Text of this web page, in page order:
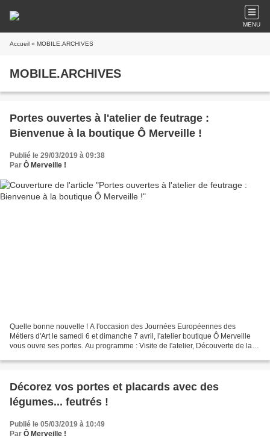
MENU
Accueil » MOBILE.ARCHIVES
MOBILE.ARCHIVES
Portes ouvertes à l'atelier de feutrage :
Bienvenue à la boutique Ô Merveille !
Publié le 29/03/2019 à 09:38
Par Ô Merveille !
Quelle bonne nouvelle ! A l'occasion des Journées Européennes des
Métiers d'Art le samedi 6 et dimanche 7 avril, l'atelier boutique Ô Merveille
vous ouvre ses portes. Au programme : Visite de l'atelier, Découverte de la
Décorez vos portes et placards avec des
légumes... feutrés !
Publié le 05/03/2019 à 10:49
Par Ô Merveille !